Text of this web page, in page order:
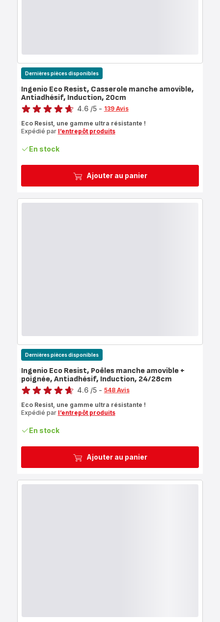
Ajouter au panier
Dernières pièces disponibles
Ingenio Eco Resist, Casserole manche amovible,
Antiadhésif, Induction, 20cm
Note
4.6 /5 - 139 Avis
Eco Resist, une gamme ultra résistante !
Expédié par l’entrepôt produits
En stock
Ajouter au panier
Dernières pièces disponibles
Ingenio Eco Resist, Poêles manche amovible +
poignée, Antiadhésif, Induction, 24/28cm
Note
4.6 /5 - 548 Avis
Eco Resist, une gamme ultra résistante !
Expédié par l’entrepôt produits
En stock